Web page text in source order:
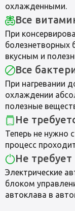
охлажденными.
Все
При
болезнетворных
вкусным и
Все
При нагревании
охлаждении
полезные
Не
Теперь не нужно
процесс
Не требует
Электрические
блоком
автоклава в